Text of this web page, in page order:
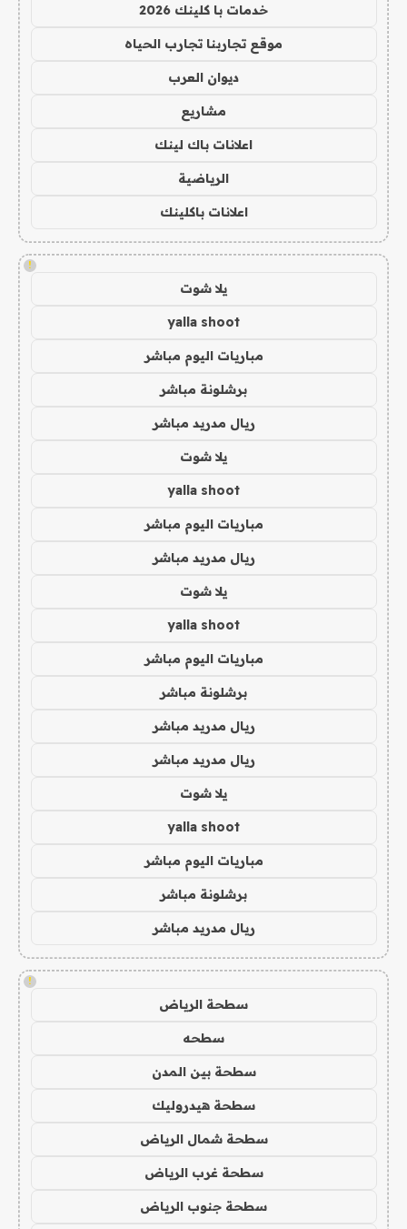
خدمات با كلينك 2026
موقع تجاربنا تجارب الحياه
ديوان العرب
مشاريع
اعلانات باك لينك
الرياضية
اعلانات باكلينك
!
يلا شوت
yalla shoot
مباريات اليوم مباشر
برشلونة مباشر
ريال مدريد مباشر
يلا شوت
yalla shoot
مباريات اليوم مباشر
ريال مدريد مباشر
يلا شوت
yalla shoot
مباريات اليوم مباشر
برشلونة مباشر
ريال مدريد مباشر
ريال مدريد مباشر
يلا شوت
yalla shoot
مباريات اليوم مباشر
برشلونة مباشر
ريال مدريد مباشر
!
سطحة الرياض
سطحه
سطحة بين المدن
سطحة هيدروليك
سطحة شمال الرياض
سطحة غرب الرياض
سطحة جنوب الرياض